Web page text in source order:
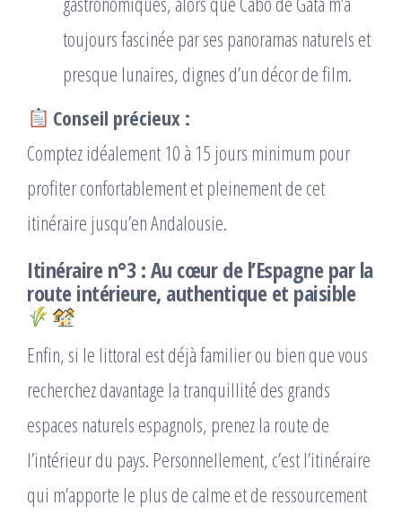
toujours fascinée par ses panoramas naturels et
presque lunaires, dignes d’un décor de film.
Conseil précieux :
Comptez idéalement 10 à 15 jours minimum pour
profiter confortablement et pleinement de cet
itinéraire jusqu’en Andalousie.
Itinéraire n°3 : Au cœur de l’Espagne par la
route intérieure, authentique et paisible
Enfin, si le littoral est déjà familier ou bien que vous
recherchez davantage la tranquillité des grands
espaces naturels espagnols, prenez la route de
l’intérieur du pays. Personnellement, c’est l’itinéraire
qui m’apporte le plus de calme et de ressourcement